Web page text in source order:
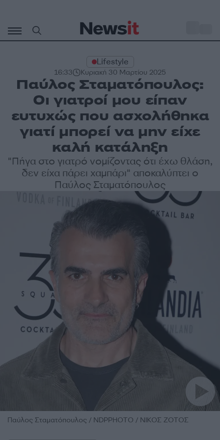
περιεχόμενο
Lifestyle
16:33 Κυριακή 30 Μαρτίου 2025
Παύλος Σταματόπουλος:
Οι γιατροί μου είπαν
ευτυχώς που ασχολήθηκα
γιατί μπορεί να μην είχε
καλή κατάληξη
"Πήγα στο γιατρό νομίζοντας ότι έχω θλάση,
δεν είχα πάρει χαμπάρι" αποκαλύπτει ο
Παύλος Σταματόπουλος
Παύλος Σταματόπουλος / NDPPHOTO / ΝΙΚΟΣ ΖΟΤΟΣ